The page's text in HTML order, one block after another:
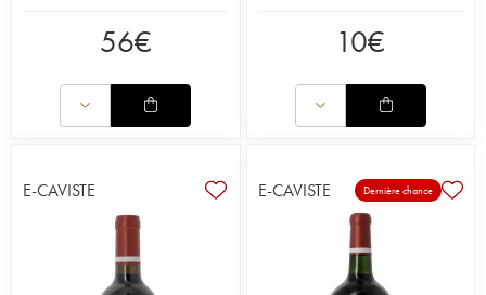
56€ 10€
E-CAVISTE E-CAVISTE Dernière chance